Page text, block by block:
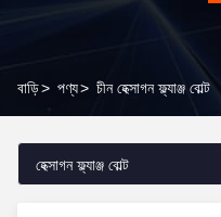
বাড়ি> পণ্য> চীন হেক্সাগন ফ্ল্যাঞ্জ বোল্ট
হেক্সাগন ফ্ল্যাঞ্জ বোল্ট